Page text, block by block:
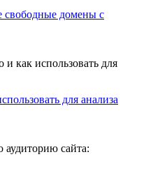
свободные домены с
для анализа